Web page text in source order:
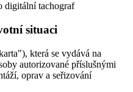
digitální tachograf
situaci
která se vydává na
autorizované příslušnými
oprav a seřizování